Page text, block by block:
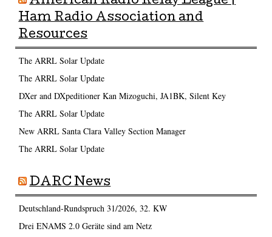
Ham Radio Association and
Resources
The ARRL Solar Update
The ARRL Solar Update
DXer and DXpeditioner Kan Mizoguchi, JA1BK, Silent Key
The ARRL Solar Update
New ARRL Santa Clara Valley Section Manager
The ARRL Solar Update
DARC News
Deutschland-Rundspruch 31/2026, 32. KW
Drei ENAMS 2.0 Geräte sind am Netz